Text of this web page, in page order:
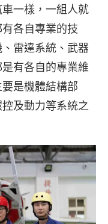
一樣，一組人就
各自專業的技
雷達系統、武器
有各自的專業維
是機體結構部
及動力等系統之